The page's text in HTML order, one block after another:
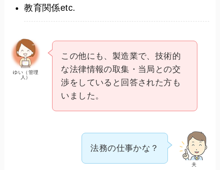
教育関係etc.
ゆい（管理
人）
この他にも、製造業で、技術的
な法律情報の取集・当局との交
渉をしていると回答された方も
いました。
夫
法務の仕事かな？